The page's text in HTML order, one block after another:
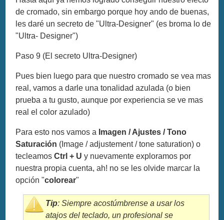
de cromado, sin embargo porque hoy ando de buenas,
les daré un secreto de "Ultra-Designer" (es broma lo de
"Ultra- Designer")
Paso 9 (El secreto Ultra-Designer)
Pues bien luego para que nuestro cromado se vea mas
real, vamos a darle una tonalidad azulada (o bien
prueba a tu gusto, aunque por experiencia se ve mas
real el color azulado)
Para esto nos vamos a Imagen / Ajustes / Tono
Saturación (Image / adjustement / tone saturation) o
tecleamosCtrl + U y nuevamente exploramos por
nuestra propia cuenta, ah! no se les olvide marcar la
opción "colorear"
Tip: Siempre acostúmbrense a usar los
atajos del teclado, un profesional se